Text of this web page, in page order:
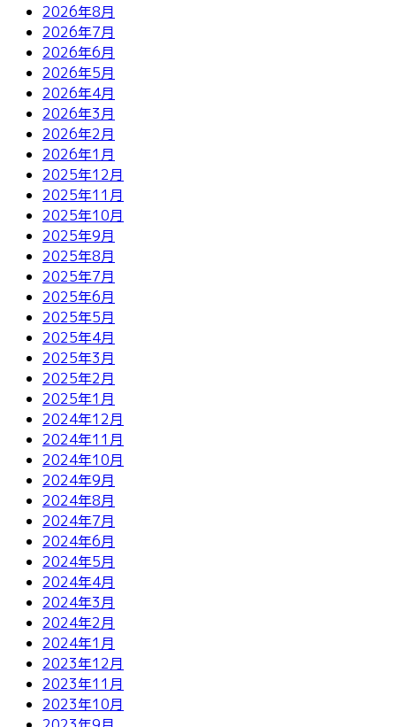
2026年8月
2026年7月
2026年6月
2026年5月
2026年4月
2026年3月
2026年2月
2026年1月
2025年12月
2025年11月
2025年10月
2025年9月
2025年8月
2025年7月
2025年6月
2025年5月
2025年4月
2025年3月
2025年2月
2025年1月
2024年12月
2024年11月
2024年10月
2024年9月
2024年8月
2024年7月
2024年6月
2024年5月
2024年4月
2024年3月
2024年2月
2024年1月
2023年12月
2023年11月
2023年10月